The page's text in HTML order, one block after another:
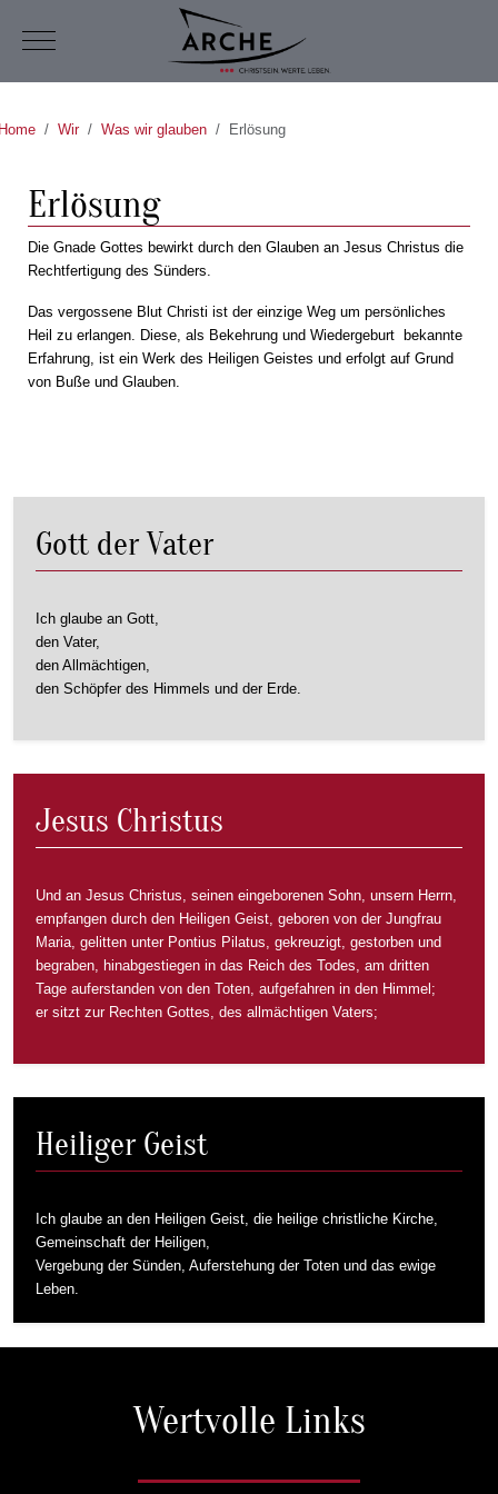
Mobile Menu Toggle
Wir Was wir glauben Erlösung
Erlösung
Die Gnade Gottes bewirkt durch den Glauben an Jesus Christus die
Rechtfertigung des Sünders.
Das vergossene Blut Christi ist der einzige Weg um persönliches
Heil zu erlangen. Diese, als Bekehrung und Wiederge­burt bekannte
Erfahrung, ist ein Werk des Heiligen Geistes und erfolgt auf Grund
von Buße und Glauben.
Gott der Vater
Ich glaube an Gott,
den Vater,
den Allmächtigen,
den Schöpfer des Himmels und der Erde.
Jesus Christus
Und an Jesus Christus, seinen eingeborenen Sohn, unsern Herrn,
empfangen durch den Heiligen Geist, geboren von der Jungfrau
Maria, gelitten unter Pontius Pilatus, gekreuzigt, gestorben und
begraben, hinabgestiegen in das Reich des Todes, am dritten
Tage auferstanden von den Toten, aufgefahren in den Himmel;
er sitzt zur Rechten Gottes, des allmächtigen Vaters;
Heiliger Geist
Ich glaube an den Heiligen Geist, die heilige christliche Kirche,
Gemeinschaft der Heiligen,
Vergebung der Sünden, Auferstehung der Toten und das ewige
Leben.
Wertvolle Links